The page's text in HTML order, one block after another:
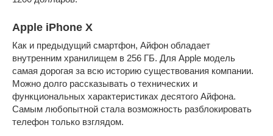
Apple iPhone X
Как и предыдущий смартфон, Айфон обладает
внутренним хранилищем в 256 ГБ. Для Apple модель
самая дорогая за всю историю существования компании.
Можно долго рассказывать о технических и
функциональных характеристиках десятого Айфона.
Самым любопытной стала возможность разблокировать
телефон только взглядом.